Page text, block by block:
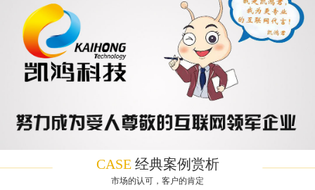
CASE经典案例赏析
市场的认可，客户的肯定